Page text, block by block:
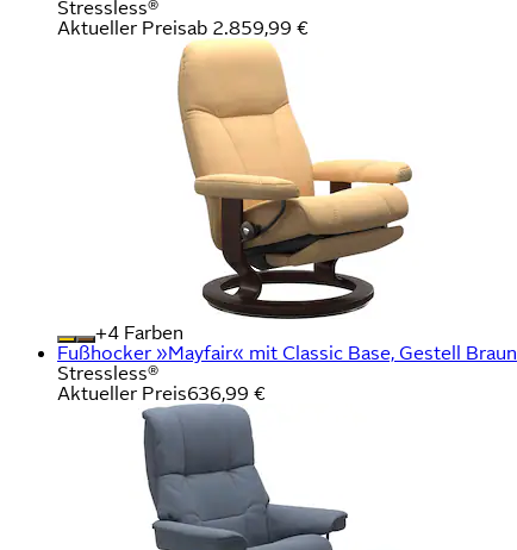
Stressless®
Aktueller Preisab 2.859,99 €
+
Farben
Fußhocker »Mayfair« mit Classic Base, Gestell Braun
Stressless®
Aktueller Preis636,99 €